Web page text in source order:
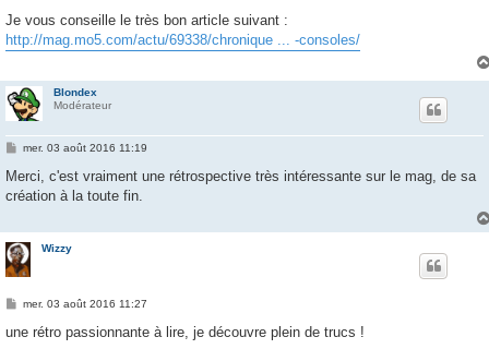
s
a
Je vous conseille le très bon article suivant :
http://mag.mo5.com/actu/69338/chronique ... -consoles/
Blondex
Modérateur
M
s
a
mer. 03 août 2016 11:19
Merci, c'est vraiment une rétrospective très intéressante sur le mag, de sa
création à la toute fin.
Wizzy
M
s
mer. 03 août 2016 11:27
une rétro passionnante à lire, je découvre plein de trucs !